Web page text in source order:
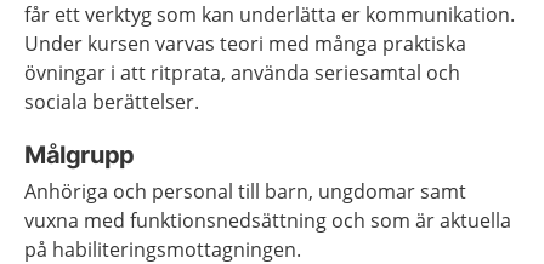
får ett verktyg som kan underlätta er kommunikation.
Under kursen varvas teori med många praktiska
övningar i att ritprata, använda seriesamtal och
sociala berättelser.
Målgrupp
Anhöriga och personal till barn, ungdomar samt
vuxna med funktionsnedsättning och som är aktuella
på habiliteringsmottagningen.